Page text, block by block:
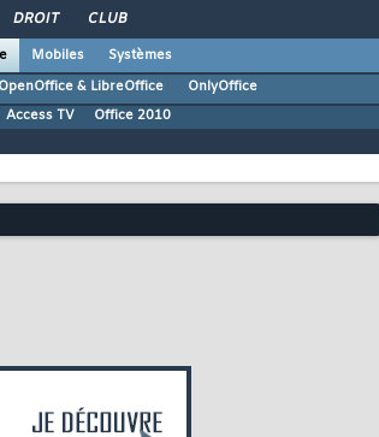
DROIT CLUB
Mobiles
Systèmes
OpenOffice & LibreOffice
OnlyOffice
Access TV Office 2010